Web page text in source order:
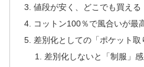
値段が安く、どこでも買える
コットン100％で風合いが最
差別化としての「ポケット取
差別化しないと「制服」